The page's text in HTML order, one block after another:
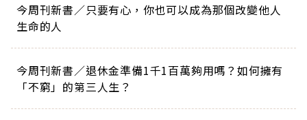
今周刊新書／只要有心，你也可以成為那個改變他人
生命的人
今周刊新書／退休金準備1千1百萬夠用嗎？如何擁有
「不窮」的第三人生？